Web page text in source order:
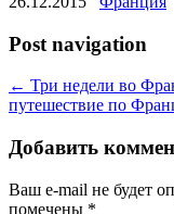
Post navigation
← Три недели во
путешествие по
Добавить
Ваш e-mail не будет
помечены *